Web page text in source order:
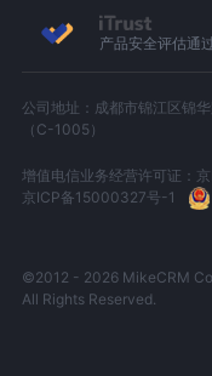
产品安全评估通
公司地址：成都市锦江区锦
（C-1005）
增值电信业务经营许可证：
京ICP备15000327号-1
©2012 - 2026 MikeCRM
All Rights Reserved.